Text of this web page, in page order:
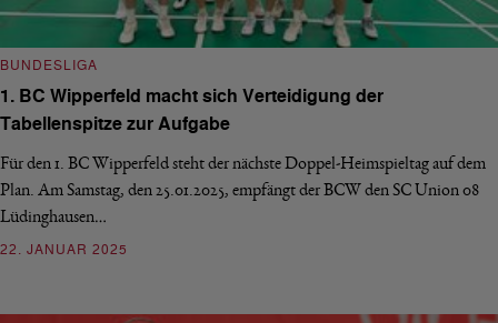
BUNDESLIGA
1. BC Wipperfeld macht sich Verteidigung der
Tabellenspitze zur Aufgabe
Für den 1. BC Wipperfeld steht der nächste Doppel-Heimspieltag auf dem
Plan. Am Samstag, den 25.01.2025, empfängt der BCW den SC Union 08
Lüdinghausen…
22. JANUAR 2025